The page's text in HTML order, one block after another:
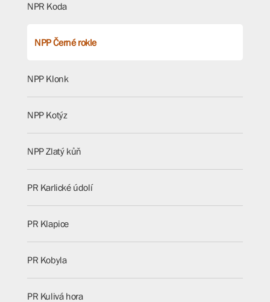
NPR Koda
NPP Černé rokle
NPP Klonk
NPP Kotýz
NPP Zlatý kůň
PR Karlické údolí
PR Klapice
PR Kobyla
PR Kulivá hora